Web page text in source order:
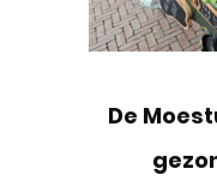
De